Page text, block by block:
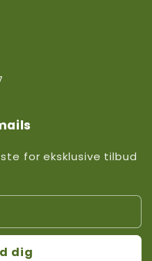
for eksklusive tilbud
dig